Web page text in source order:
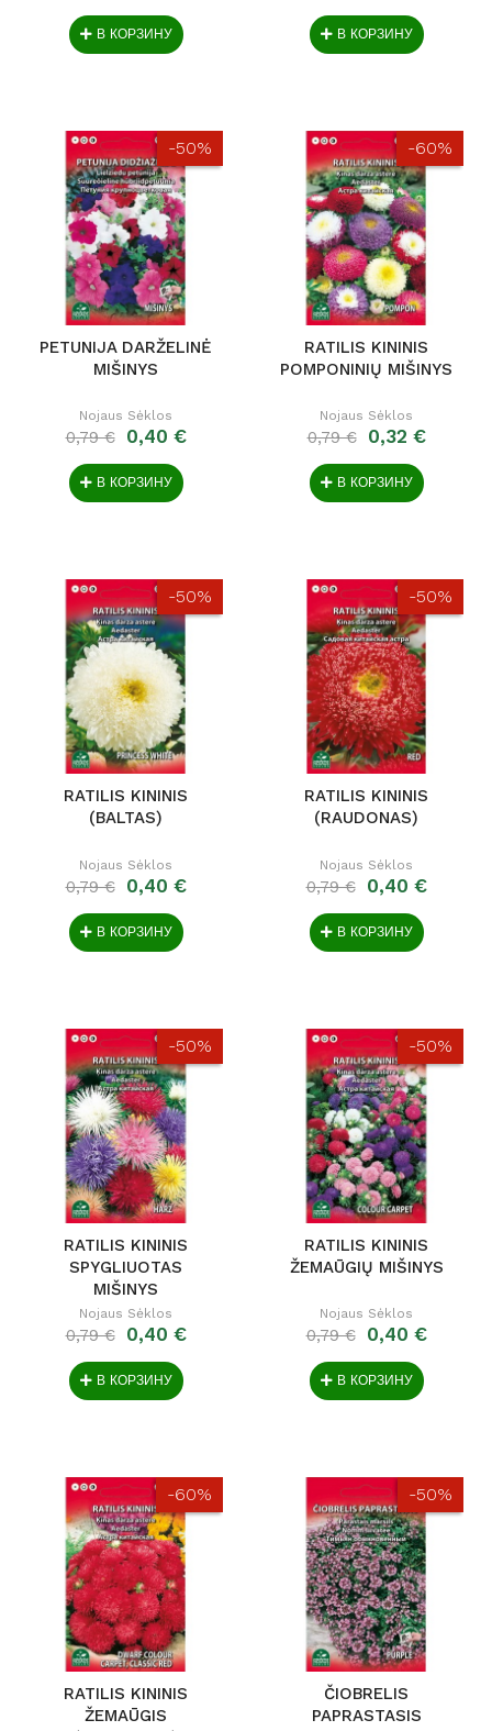
В КОРЗИНУ В КОРЗИНУ
-50%
PETUNIJA DARŽELINĖ
MIŠINYS
Nojaus Sėklos
0,79 € 0,40 €
В КОРЗИНУ
-60%
RATILIS KININIS
POMPONINIŲ MIŠINYS
Nojaus Sėklos
0,79 € 0,32 €
В КОРЗИНУ
-50%
RATILIS KININIS
(BALTAS)
Nojaus Sėklos
0,79 € 0,40 €
В КОРЗИНУ
-50%
RATILIS KININIS
(RAUDONAS)
Nojaus Sėklos
0,79 € 0,40 €
В КОРЗИНУ
-50%
RATILIS KININIS
SPYGLIUOTAS
MIŠINYS
Nojaus Sėklos
0,79 € 0,40 €
В КОРЗИНУ
-50%
RATILIS KININIS
ŽEMAŪGIŲ MIŠINYS
Nojaus Sėklos
0,79 € 0,40 €
В КОРЗИНУ
-60%
RATILIS KININIS
ŽEMAŪGIS
-50%
ČIOBRELIS
PAPRASTASIS